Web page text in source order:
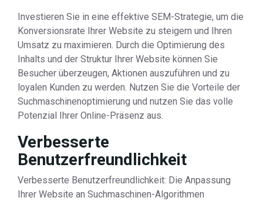
Investieren Sie in eine effektive SEM-Strategie, um die
Konversionsrate Ihrer Website zu steigern und Ihren
Umsatz zu maximieren. Durch die Optimierung des
Inhalts und der Struktur Ihrer Website können Sie
Besucher überzeugen, Aktionen auszuführen und zu
loyalen Kunden zu werden. Nutzen Sie die Vorteile der
Suchmaschinenoptimierung und nutzen Sie das volle
Potenzial Ihrer Online-Präsenz aus.
Verbesserte
Benutzerfreundlichkeit
Verbesserte Benutzerfreundlichkeit: Die Anpassung
Ihrer Website an Suchmaschinen-Algorithmen